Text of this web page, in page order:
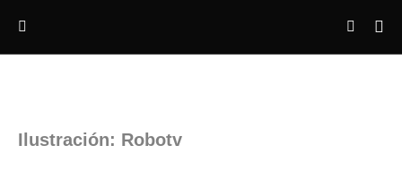
Ilustración: Robotv